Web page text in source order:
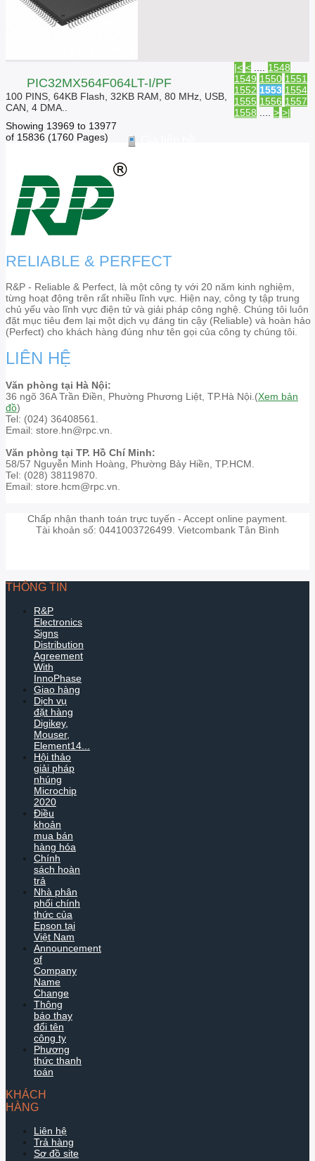
PIC32MX564F064LT-I/PF
100 PINS, 64KB Flash, 32KB RAM, 80 MHz, USB,
CAN, 4 DMA..
|< <
1548
1549 1550 1551
1552 1553 1554
1555 1556 1557
1558
> >|
Showing 13969 to 13977
of 15836 (1760 Pages)
RELIABLE & PERFECT
R&P - Reliable & Perfect, là một công ty với 20 năm kinh nghiệm,
từng hoạt động trên rất nhiều lĩnh vực. Hiện nay, công ty tập trung
chủ yếu vào lĩnh vực điện tử và giải pháp công nghệ. Chúng tôi luôn
đặt mục tiêu đem lại một dịch vụ đáng tin cậy (Reliable) và hoàn hảo
(Perfect) cho khách hàng đúng như tên gọi của công ty chúng tôi.
LIÊN HỆ
Văn phòng tại Hà Nội:
36 ngõ 36A Trần Điền, Phường Phương Liệt, TP.Hà Nội.(Xem bản
đồ)
Tel: (024) 36408561.
Email: store.hn@rpc.vn.
Văn phòng tại TP. Hồ Chí Minh:
58/57 Nguyễn Minh Hoàng, Phường Bảy Hiền, TP.HCM.
Tel: (028) 38119870.
Email: store.hcm@rpc.vn.
Chấp nhận thanh toán trực tuyến - Accept online payment.
Tài khoản số: 0441003726499. Vietcombank Tân Bình
THÔNG TIN
R&P
Electronics
Signs
Distribution
Agreement
With
InnoPhase
Giao hàng
Dịch vụ
đặt hàng
Digikey,
Mouser,
Element14...
Hội thảo
giải pháp
nhúng
Microchip
2020
Điều
khoản
mua bán
hàng hóa
Chính
sách hoàn
trả
Nhà phân
phối chính
thức của
Epson tại
Việt Nam
Announcement
of
Company
Name
Change
Thông
báo thay
đổi tên
công ty
Phương
thức thanh
toán
KHÁCH
HÀNG
Liên hệ
Trả hàng
Sơ đồ site